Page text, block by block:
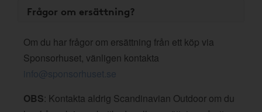
Frågor om ersättning?
Om du har frågor om ersättning från ett köp via
Sponsorhuset, vänligen kontakta
info@sponsorhuset.se
OBS: Kontakta aldrig Scandinavian Outdoor om du